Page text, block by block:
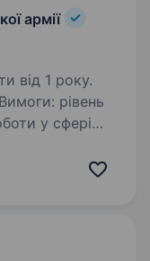
армії
від 1 року.